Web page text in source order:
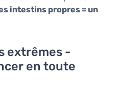
intestins propres = un
extrêmes -
en toute